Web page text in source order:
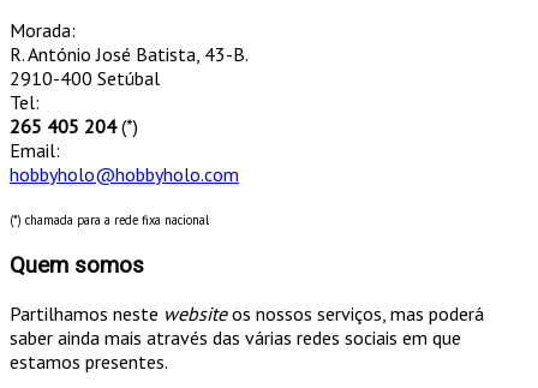
Morada:
R. António José Batista, 43-B.
2910-400 Setúbal
Tel:
265 405 204(*)
Email:
hobbyholo@hobbyholo.com
(*) chamada para a rede fixa nacional
Quem somos
Partilhamos neste websiteos nossos serviços, mas poderá
saber ainda mais através das várias redes sociais em que
estamos presentes.